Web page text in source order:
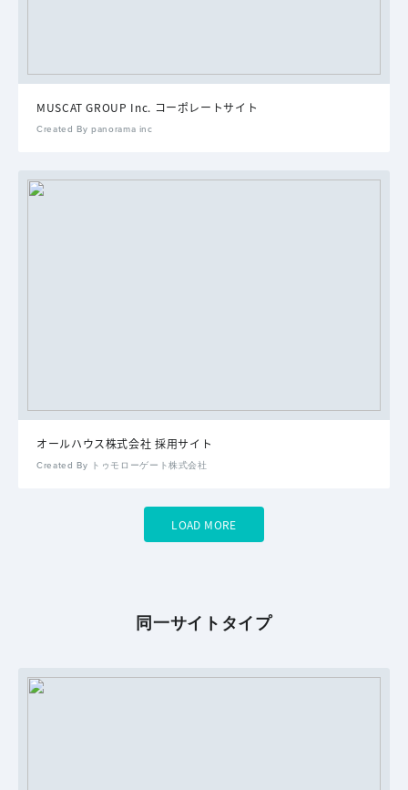
MUSCAT GROUP Inc. コーポレートサイト
Created By panorama inc
オールハウス株式会社 採用サイト
Created By トゥモローゲート株式会社
LOAD MORE
同一サイトタイプ